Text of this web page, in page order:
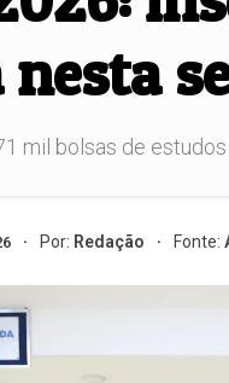
mil bolsas de
Por: Redação Fonte: